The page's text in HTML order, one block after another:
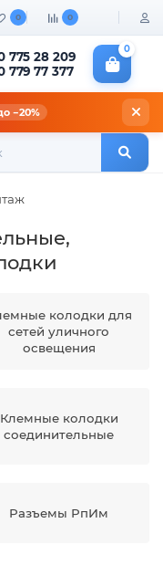
0 0
775 28 209
779 77 377
0
−20%
колодки для
сетей уличного
освещения
Клемные колодки
соединительные
Разъемы РпИм